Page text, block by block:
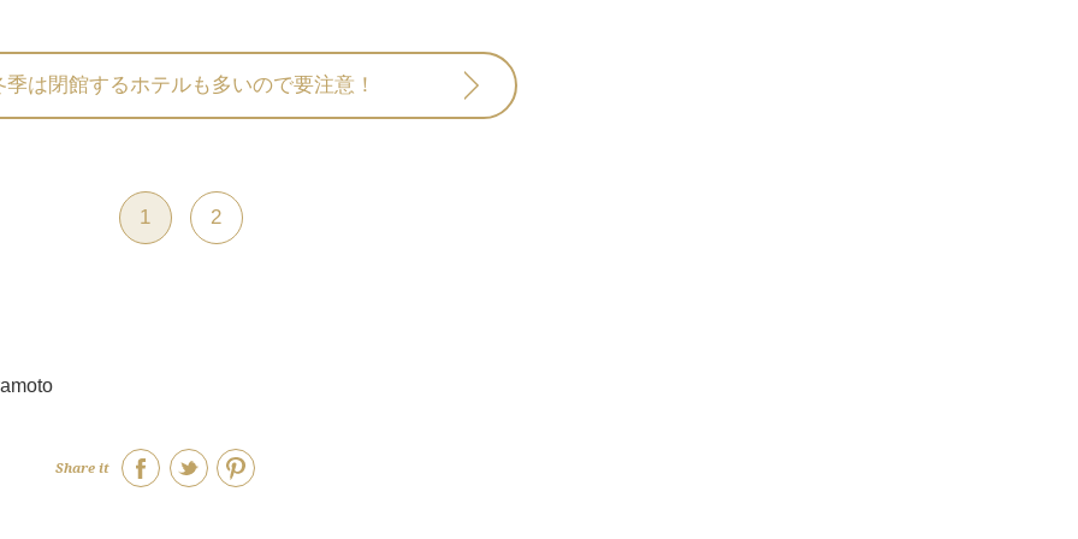
季は閉館するホテルも多いので要注意！
1 2
Share it